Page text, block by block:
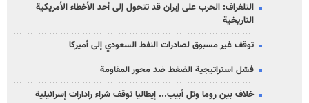
التلغراف: الحرب على إيران قد تتحول إلى أحد الأخطاء الأمريكية
التاريخية
توقف غير مسبوق لصادرات النفط السعودي إلى أميركا
فشل استراتيجية الضغط ضد محور المقاومة
خلاف بين روما وتل أبيب... إيطاليا توقف شراء رادارات إسرائيلية